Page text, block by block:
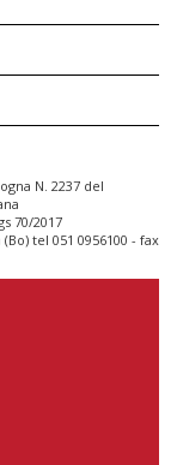
N. 2237 del
70/2017
tel 051 0956100 - fax